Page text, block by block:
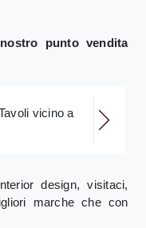
punto vendita
vicino a
design, visitaci,
marche che con